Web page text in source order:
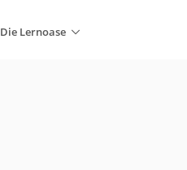
Die Lernoase